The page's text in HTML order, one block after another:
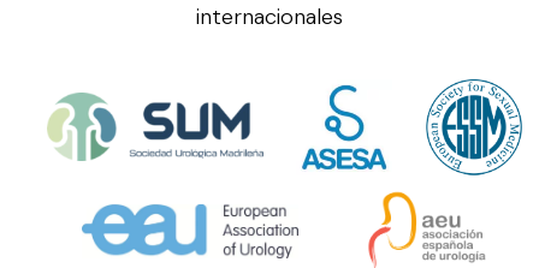
internacionales